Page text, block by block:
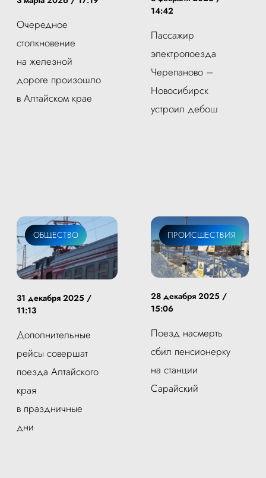
Очередное
столкновение
на железной
дороге произошло
в Алтайском крае
14:42
Пассажир
электропоезда
Черепаново –
Новосибирск
устроил дебош
ОБЩЕСТВО
31 декабря 2025 /
11:13
Дополнительные
рейсы совершат
поезда Алтайского
края
в праздничные
дни
ПРОИСШЕСТВИЯ
28 декабря 2025 /
15:06
Поезд насмерть
сбил пенсионерку
на станции
Сарайский